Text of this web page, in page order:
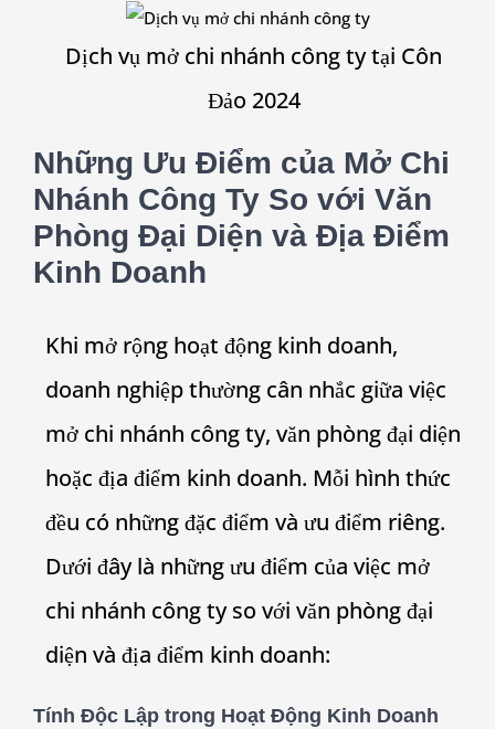
Dịch vụ mở chi nhánh công ty tại Côn
Đảo 2024
Những Ưu Điểm của Mở Chi
Nhánh Công Ty So với Văn
Phòng Đại Diện và Địa Điểm
Kinh Doanh
Khi mở rộng hoạt động kinh doanh,
doanh nghiệp thường cân nhắc giữa việc
mở chi nhánh công ty, văn phòng đại diện
hoặc địa điểm kinh doanh. Mỗi hình thức
đều có những đặc điểm và ưu điểm riêng.
Dưới đây là những ưu điểm của việc mở
chi nhánh công ty so với văn phòng đại
diện và địa điểm kinh doanh:
Tính Độc Lập trong Hoạt Động Kinh Doanh